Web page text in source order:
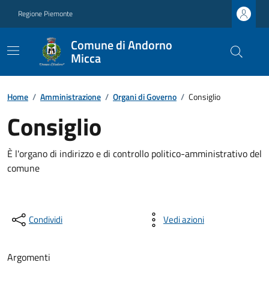
Regione Piemonte
Comune di Andorno
Micca
Home / Amministrazione / Organi di Governo / Consiglio
Consiglio
È l'organo di indirizzo e di controllo politico-amministrativo del
comune
Condividi Vedi azioni
Argomenti